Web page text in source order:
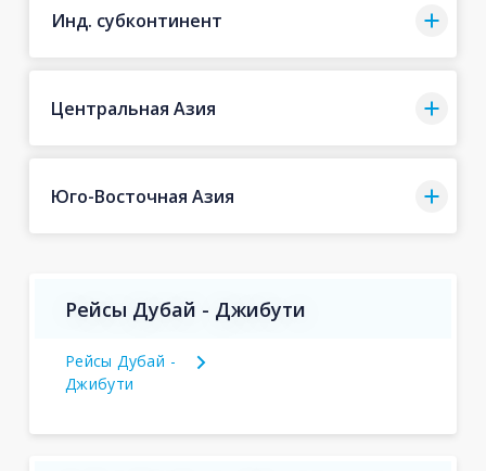
Инд. субконтинент
Центральная Азия
Юго-Восточная Азия
Рейсы Дубай - Джибути
Рейсы Дубай -
Джибути